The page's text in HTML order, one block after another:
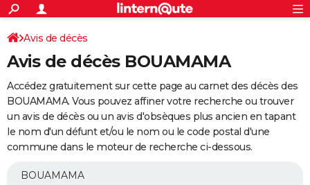
ACTUALITÉS
Politique
Société
Faits Divers
Education
Monde
Villes
+
SPORT
Coupe du monde 2026
Football
Tennis
Cyclisme
Rugby
Forum
Programme TV
TNT
Streaming
Cinéma
Sorties cinéma
Musique
+
FINANCE
Impôts
Immobilier
Risques naturels par ville
Banque
Assurance
Crédit
AUTO
Essais
Réserver un essai
Citadines
Berlines
SUV
Forum auto
+
Mobiles
Meilleur smartphone
Internet
Ordinateurs
Jeux vidéo
Guide high-tech
Avis de décès
Avis de décès BOUAMAMA
Accédez gratuitement sur cette page au carnet des décès des
BOUAMAMA. Vous pouvez affiner votre recherche ou trouver
un avis de décès ou un avis d'obsèques plus ancien en tapant
le nom d'un défunt et/ou le nom ou le code postal d'une
commune dans le moteur de recherche ci-dessous.